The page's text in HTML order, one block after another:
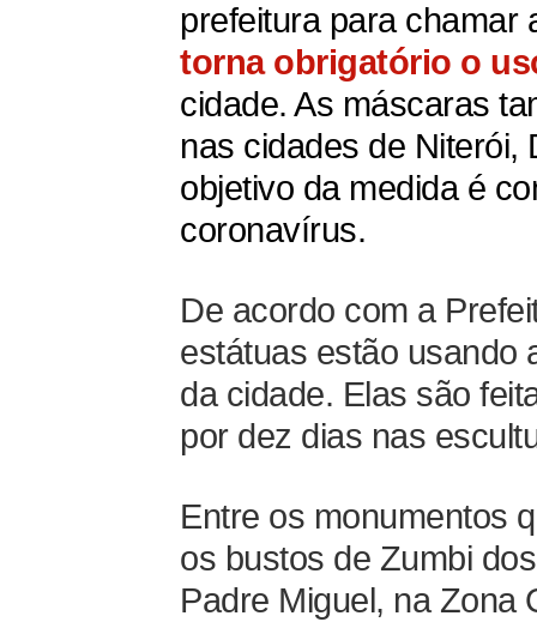
prefeitura para chamar
torna obrigatório o
cidade. As máscaras
nas cidades de Niterói,
objetivo da medida é
coronavírus.
De acordo com a
estátuas estão usando
da cidade. Elas são
por dez dias nas
Entre os monumentos
os bustos de Zumbi
Padre Miguel, na Zona